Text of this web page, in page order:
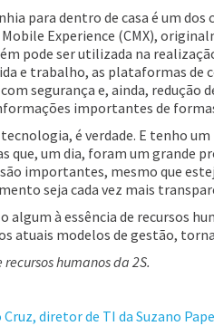
para dentro de casa é um
Experience (CMX),
pode ser utilizada na
e trabalho, as plataformas de
segurança e, ainda, redução
importantes de
é verdade. E tenho
que, um dia, foram um grande
importantes, mesmo que
seja cada vez mais
à essência de recursos
atuais modelos de gestão,
humanos da 2S.
diretor de TI da Suzano